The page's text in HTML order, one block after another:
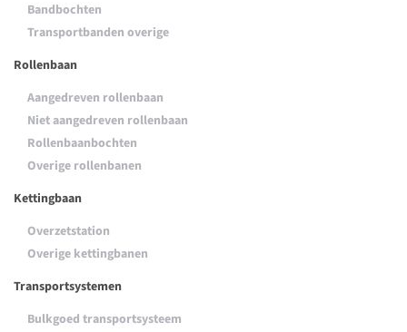
Bandbochten
Transportbanden overige
Rollenbaan
Aangedreven rollenbaan
Niet aangedreven rollenbaan
Rollenbaanbochten
Overige rollenbanen
Kettingbaan
Overzetstation
Overige kettingbanen
Transportsystemen
Bulkgoed transportsysteem